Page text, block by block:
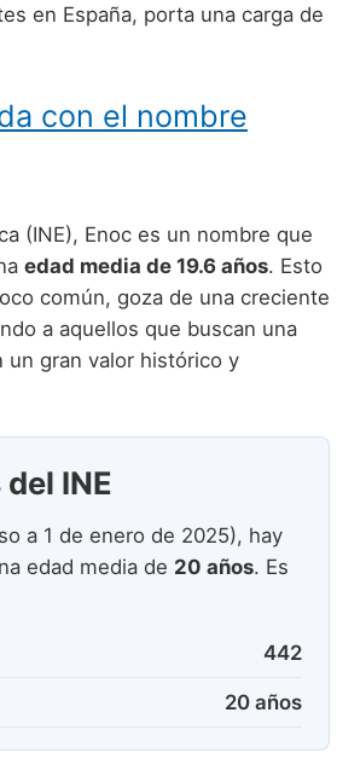
en España, porta una carga de
con el nombre
(INE), Enoc es un nombre que
edad media de 19.6 años. Esto
común, goza de una creciente
a aquellos que buscan una
un gran valor histórico y
INE
a 1 de enero de 2025), hay
edad media de 20 años. Es
442
20 años